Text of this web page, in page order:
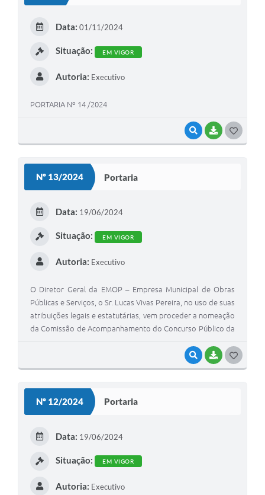
VISUALIZAR
BAIXAR
Data: 01/11/2024
Situação: EM VIGOR
Autoria: Executivo
PORTARIA Nº 14 /2024
Nº 13/2024 Portaria
VISUALIZAR
BAIXAR
Data: 19/06/2024
Situação: EM VIGOR
Autoria: Executivo
O Diretor Geral da EMOP – Empresa Municipal de Obras
Públicas e Serviços, o Sr. Lucas Vivas Pereira, no uso de suas
atribuições legais e estatutárias, vem proceder a nomeação
da Comissão de Acompanhamento do Concurso Público da
Nº 12/2024 Portaria
Data: 19/06/2024
Situação: EM VIGOR
Autoria: Executivo